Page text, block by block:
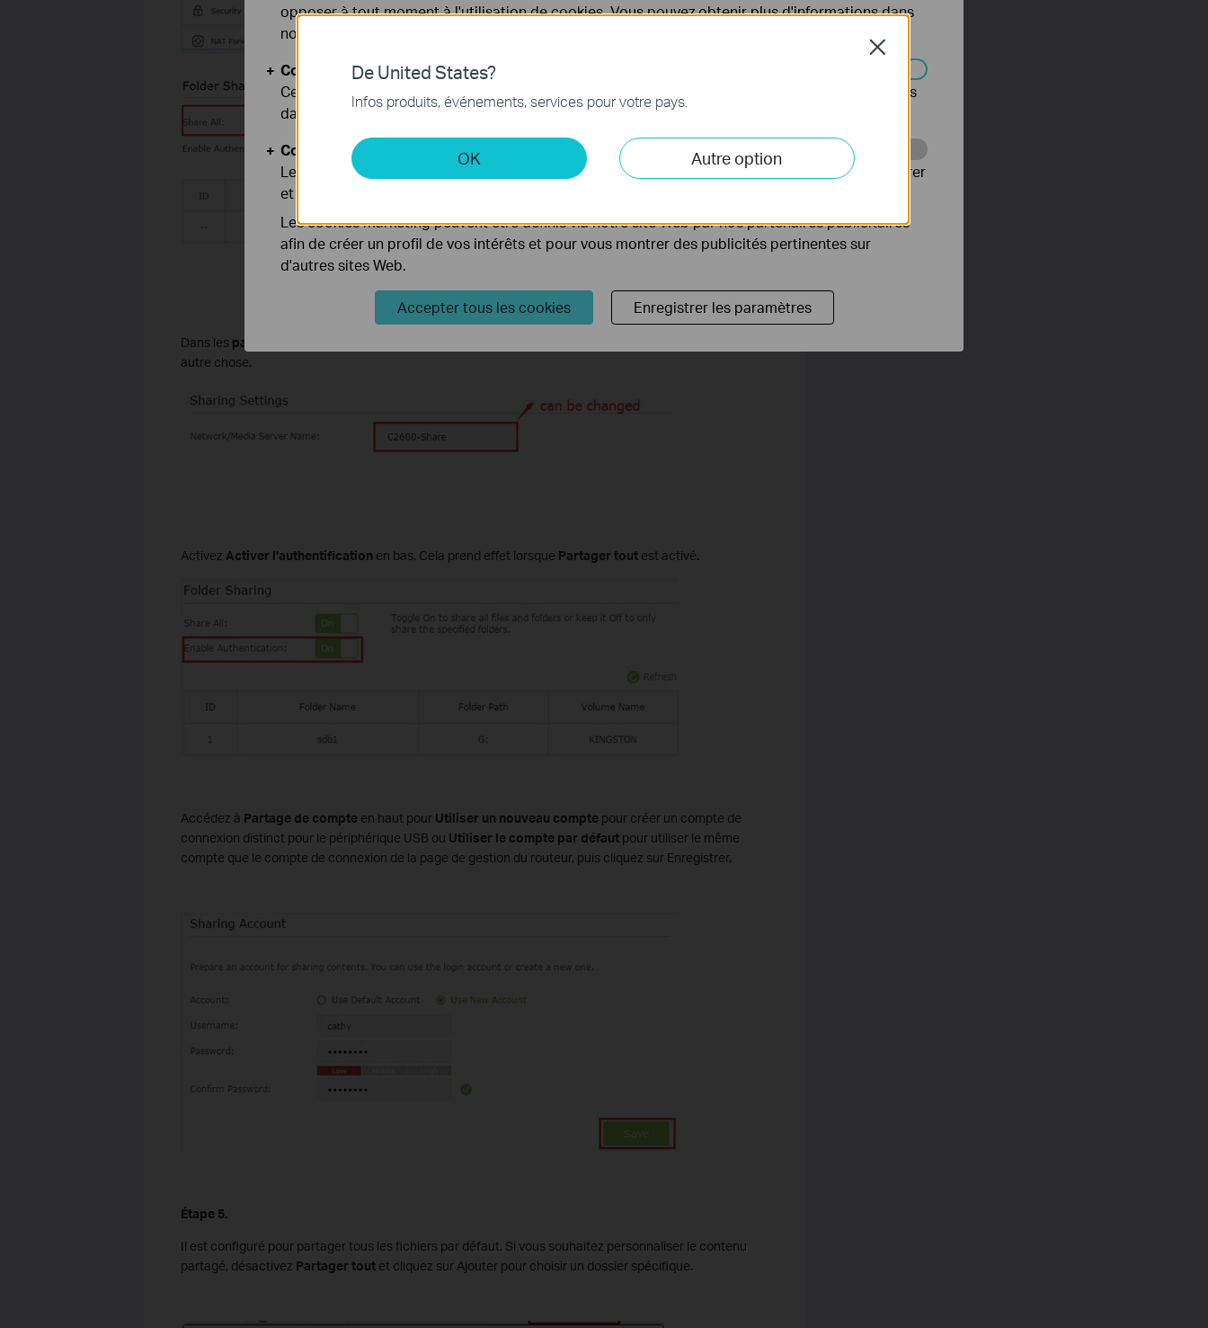
Dans les paramètres de partage
autre chose.
Activez Activer l'authentification en bas. Cela prend effet lorsque Partager toutest activé.
Accédez à Partage de compteen haut pour Utiliser un nouveau comptepour créer un compte de
connexion distinct pour le périphérique USB ou Utiliser le compte par défautpour utiliser le même
compte que le compte de connexion de la page de gestion du routeur, puis cliquez sur Enregistrer.
Étape 5.
Il est configuré pour partager tous les fichiers par défaut. Si vous souhaitez personnaliser le contenu
partagé, désactivez Partager toutet cliquez sur Ajouter pour choisir un dossier spécifique.
De United States?
Infos produits, événements, services pour votre pays.
OK Autre option
Close
opposer à tout moment à l'utilisation de cookies. Vous pouvez obtenir plus d'informations dans
notre
Cookies basiques
Ces cookies sont nécessaires au fonctionnement du site Web et ne peuvent pas être désactivés
dans vos systèmes.
Cookies d'analyse et marketing
Les cookies d'analyse nous permettent d'analyser vos activités sur notre site Web pour améliorer
et ajuster les fonctionnalités de notre site Web.
Les cookies marketing peuvent être définis via notre site Web par nos partenaires publicitaires
afin de créer un profil de vos intérêts et pour vous montrer des publicités pertinentes sur
d'autres sites Web.
Accepter tous les cookies Enregistrer les paramètres